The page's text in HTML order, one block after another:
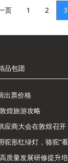
页 1 2 3
品包团
出票价格
煌旅游攻略
应商大会在敦煌召开